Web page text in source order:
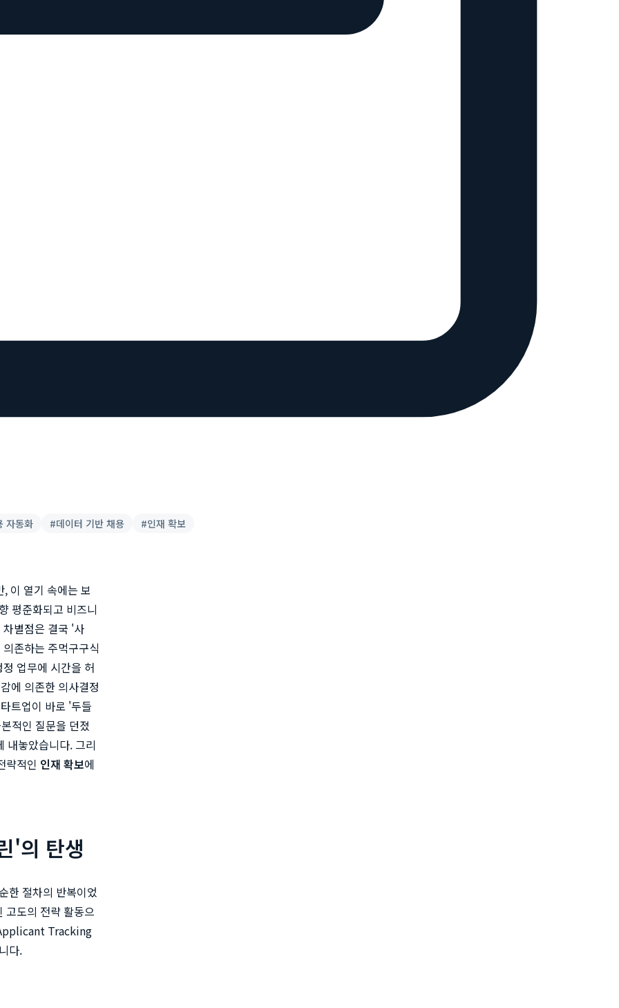
자동화 #데이터 기반 채용 #인재 확보
이 열기 속에는 보
평준화되고 비즈니
별점은 결국 '사
존하는 주먹구구식
업무에 시간을 허
에 의존한 의사결정
트업이 바로 '두들
적인 질문을 던졌
내놓았습니다. 그리
략적인 인재 확보에
'의 탄생
한 절차의 반복이었
고도의 전략 활동으
Tracking
다.